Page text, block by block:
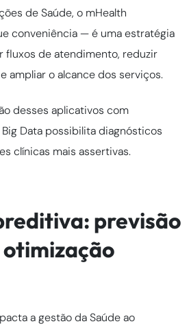
de Saúde, o mHealth
conveniência — é uma estratégia
fluxos de atendimento, reduzir
ampliar o alcance dos serviços.
desses aplicativos com
Data possibilita diagnósticos
clínicas mais assertivas.
previsão
a gestão da Saúde ao